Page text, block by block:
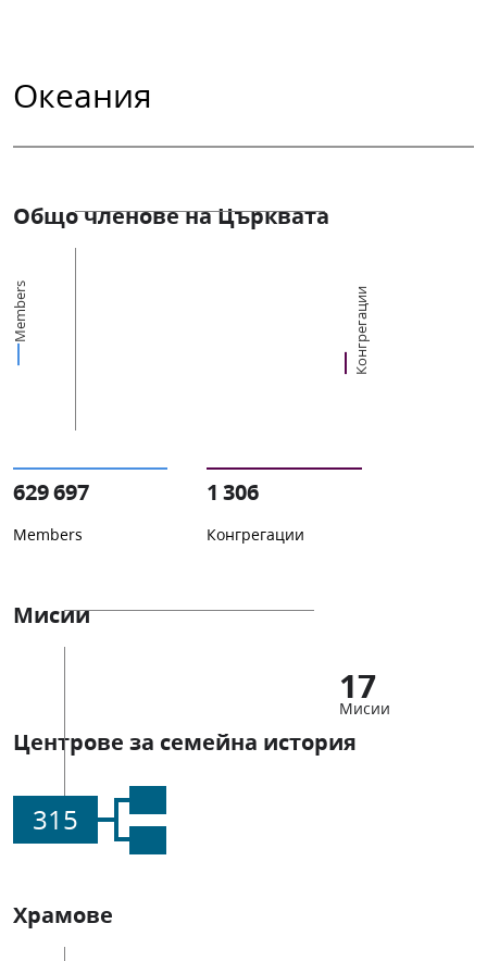
Океания
Общо членове на Църквата
Members Конгрегации
629 697
Members
1 306
Конгрегации
Мисии
17
Мисии
Центрове за семейна история
315
Храмове